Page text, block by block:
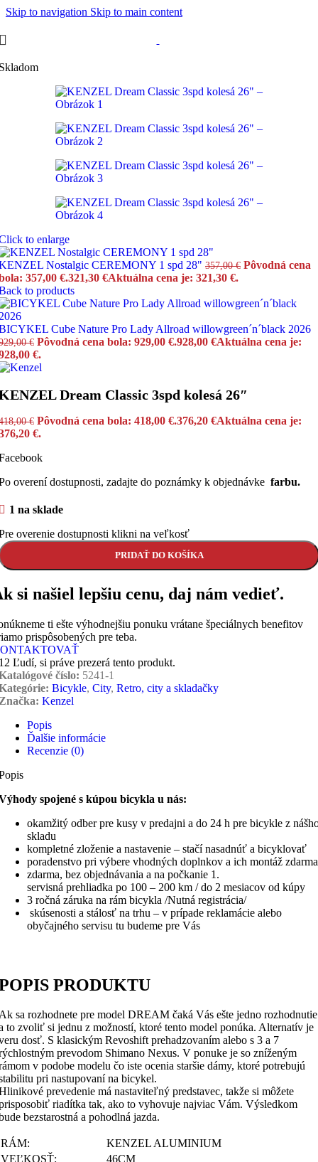
Skip to navigation Skip to main content
to enlarge
Nostalgic CEREMONY 1 spd 28" 357,00€ Pôvodná cena
357,00 €.321,30 €Aktuálna cena je: 321,30 €.
to products
Cube Nature Pro Lady Allroad willowgreen´n´black 2026
€ Pôvodná cena bola: 929,00 €.928,00 €Aktuálna cena je:
€.
Dream Classic 3spd kolesá 26″
€ Pôvodná cena bola: 418,00 €.376,20 €Aktuálna cena je:
€.
overení dostupnosti, zadajte do poznámky k objednávke farbu.
1 na sklade
overenie dostupnosti klikni na veľkosť
PRIDAŤ DO KOŠÍKA
si našiel lepšiu cenu, daj nám vedieť.
ti ešte výhodnejšiu ponuku vrátane špeciálnych benefitov
prispôsobených pre teba.
Ľudí, si práve prezerá tento produkt.
číslo: 5241-1
Bicykle, City, Retro, city a skladačky
Kenzel
Popis
Ďalšie informácie
Recenzie (0)
spojené s kúpou bicykla u nás:
okamžitý odber pre kusy v predajni a do 24 h pre bicykle z
skladu
kompletné zloženie a nastavenie – stačí nasadnúť a bicyklovať
poradenstvo pri výbere vhodných doplnkov a ich montáž zdarma
zdarma, bez objednávania a na počkanie 1.
servisná prehliadka po 100 – 200 km / do 2 mesiacov od kúpy
3 ročná záruka na rám bicykla /Nutná registrácia/
skúsenosti a stálosť na trhu – v prípade reklamácie alebo
obyčajného servisu tu budeme pre Vás
PRODUKTU
sa rozhodnete pre model DREAM čaká Vás ešte jedno rozhodnutie
to zvoliť si jednu z možností, ktoré tento model ponúka. Alternatív je
dosť. S klasickým Revoshift prehadzovaním alebo s 3 a 7
prevodom Shimano Nexus. V ponuke je so zníženým
v podobe modelu čo iste ocenia staršie dámy, ktoré potrebujú
pri nastupovaní na bicykel.
prevedenie má nastaviteľný predstavec, takže si môžete
riadítka tak, ako to vyhovuje najviac Vám. Výsledkom
bezstarostná a pohodlná jazda.
RÁM:
KENZEL ALUMINIUM
VEĽKOSŤ:
46CM